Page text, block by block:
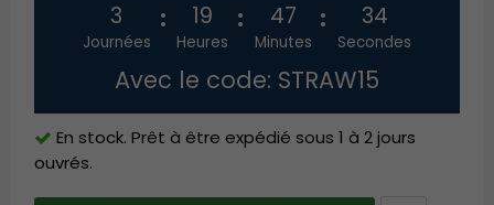
3
Journées
19
Heures
47
Minutes
34
Secondes
Avec le code: STRAW15
En stock. Prêt à être expédié sous 1 à 2 jours
ouvrés.